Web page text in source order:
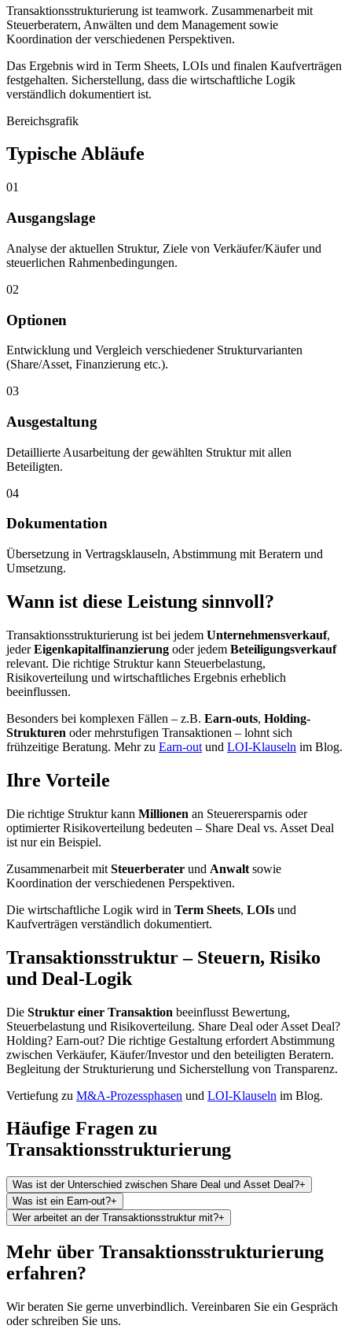
Transaktionsstrukturierung ist teamwork. Zusammenarbeit mit
Steuerberatern, Anwälten und dem Management sowie
Koordination der verschiedenen Perspektiven.
Das Ergebnis wird in Term Sheets, LOIs und finalen Kaufverträgen
festgehalten. Sicherstellung, dass die wirtschaftliche Logik
verständlich dokumentiert ist.
Bereichsgrafik
Typische Abläufe
01
Ausgangslage
Analyse der aktuellen Struktur, Ziele von Verkäufer/Käufer und
steuerlichen Rahmenbedingungen.
02
Optionen
Entwicklung und Vergleich verschiedener Strukturvarianten
(Share/Asset, Finanzierung etc.).
03
Ausgestaltung
Detaillierte Ausarbeitung der gewählten Struktur mit allen
Beteiligten.
04
Dokumentation
Übersetzung in Vertragsklauseln, Abstimmung mit Beratern und
Umsetzung.
Wann ist diese Leistung sinnvoll?
Transaktionsstrukturierung ist bei jedem Unternehmensverkauf,
jederEigenkapitalfinanzierung oder jedem Beteiligungsverkauf
relevant. Die richtige Struktur kann Steuerbelastung,
Risikoverteilung und wirtschaftliches Ergebnis erheblich
beeinflussen.
Besonders bei komplexen Fällen – z.B. Earn-outs, Holding-
Strukturen oder mehrstufigen Transaktionen – lohnt sich
frühzeitige Beratung. Mehr zu Earn-out und LOI-Klauseln im Blog.
Ihre Vorteile
Die richtige Struktur kann Millionen an Steuerersparnis oder
optimierter Risikoverteilung bedeuten – Share Deal vs. Asset Deal
ist nur ein Beispiel.
Zusammenarbeit mit Steuerberater und Anwalt sowie
Koordination der verschiedenen Perspektiven.
Die wirtschaftliche Logik wird in Term Sheets, LOIs und
Kaufverträgen verständlich dokumentiert.
Transaktionsstruktur – Steuern, Risiko
und Deal-Logik
Die Struktur einer Transaktion beeinflusst Bewertung,
Steuerbelastung und Risikoverteilung. Share Deal oder Asset Deal?
Holding? Earn-out? Die richtige Gestaltung erfordert Abstimmung
zwischen Verkäufer, Käufer/Investor und den beteiligten Beratern.
Begleitung der Strukturierung und Sicherstellung von Transparenz.
Vertiefung zu M&A-Prozessphasen und LOI-Klauseln im Blog.
Häufige Fragen zu
Transaktionsstrukturierung
Was ist der Unterschied zwischen Share Deal und Asset Deal?+
Was ist ein Earn-out?+
Wer arbeitet an der Transaktionsstruktur mit?+
Mehr über Transaktionsstrukturierung
erfahren?
Wir beraten Sie gerne unverbindlich. Vereinbaren Sie ein Gespräch
oder schreiben Sie uns.